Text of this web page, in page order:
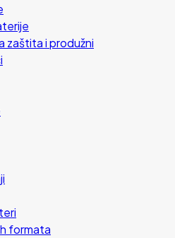
zaštita i produžni
formata